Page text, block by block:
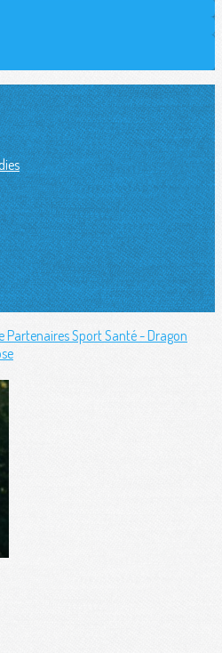
PartenairesSport Santé - Dragon